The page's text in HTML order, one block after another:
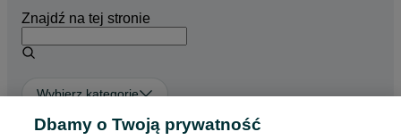
Znajdź na tej stronie
Wybierz kategorię
ZNALEŹLIŚMY 0
Sortowanie Opcje przeglądania
Dbamy o Twoją prywatność